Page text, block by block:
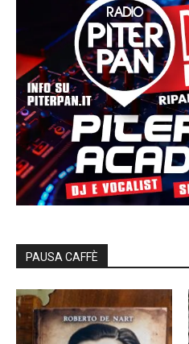
PAUSA CAFFÈ